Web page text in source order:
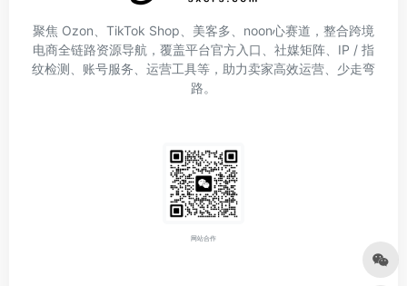
聚焦 Ozon、TikTok Shop、美客多、noon心赛道，整合跨境
电商全链路资源导航，覆盖平台官方入口、社媒矩阵、IP / 指
纹检测、账号服务、运营工具等，助力卖家高效运营、少走弯
路。
网站合作